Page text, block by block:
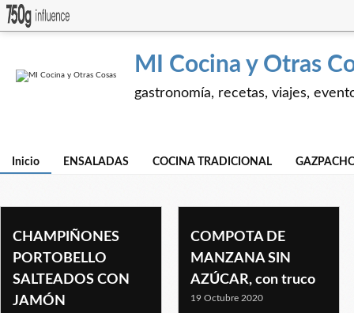
MI Cocina y Otras
gastronomía, recetas, viajes,
Inicio ENSALADAS COCINA TRADICIONAL
CHAMPIÑONES
PORTOBELLO
SALTEADOS CON
JAMÓN
COMPOTA DE
MANZANA SIN
AZÚCAR, con truco
19 Octubre 2020